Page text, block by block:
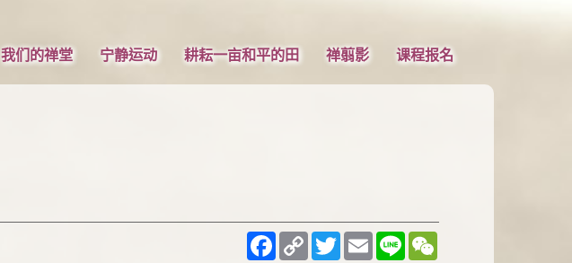
我们的禅堂 宁静运动 耕耘一亩和平的田 禅翦影 课程报名
Facebook
Copy
Link
TwitterEmailLine